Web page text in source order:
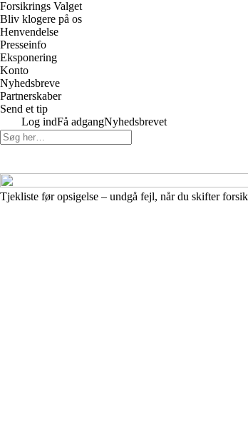
Forsikrings Valget
Bliv klogere på os
Henvendelse
Presseinfo
Eksponering
Konto
Nyhedsbreve
Partnerskaber
Send et tip
Log indFå adgangNyhedsbrevet
Tjekliste før opsigelse – undgå fejl, når du skifter